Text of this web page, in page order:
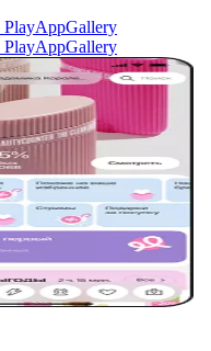
PlayAppGallery
PlayAppGallery